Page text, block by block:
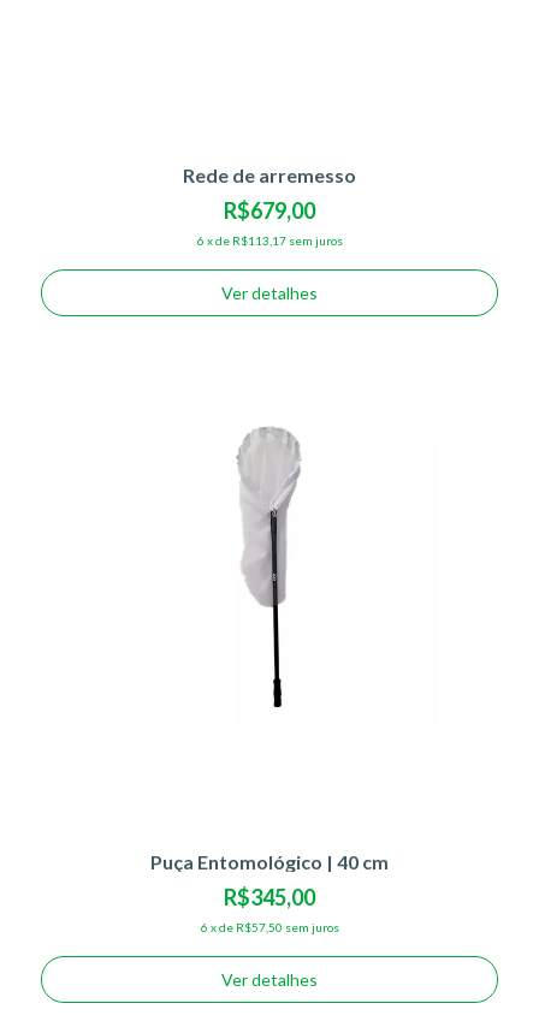
Rede de arremesso
R$679,00
6 xde R$113,17 sem juros
Ver detalhes
Puça Entomológico | 40 cm
R$345,00
6 xde R$57,50 sem juros
Ver detalhes